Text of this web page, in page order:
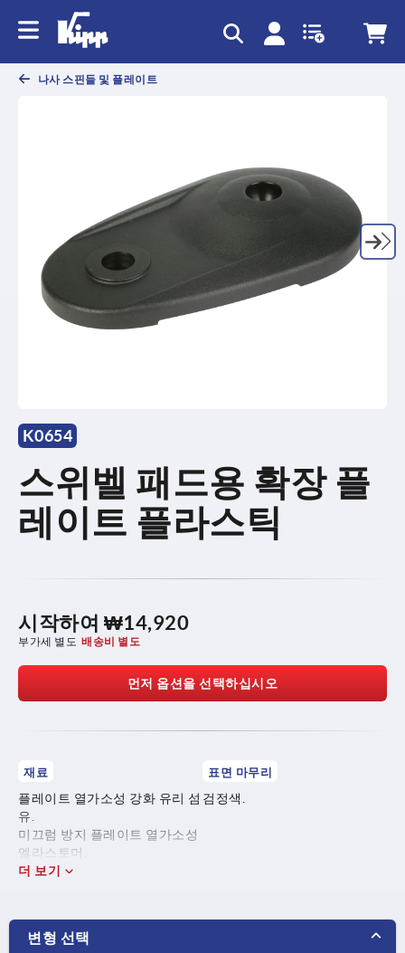
나사 스핀들 및 플레이트
K0654
스위벨 패드용 확장 플
레이트 플라스틱
시작하여 ₩14,920
부가세 별도 배송비 별도
먼저 옵션을 선택하십시오
재료
플레이트 열가소성 강화 유리 섬
유.
미끄럼 방지 플레이트 열가소성
엘라스토머.
표면 마무리
검정색.
더 보기
변형 선택